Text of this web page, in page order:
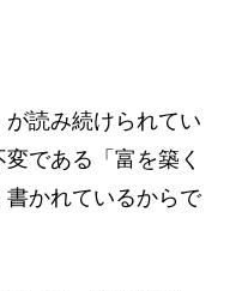
読み続けられてい
である「富を築く
かれているからで